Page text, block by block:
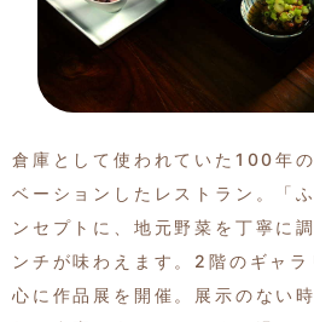
倉庫として使われていた100年
ベーションしたレストラン。「
ンセプトに、地元野菜を丁寧に
ンチが味わえます。2階のギャ
心に作品展を開催。展示のない